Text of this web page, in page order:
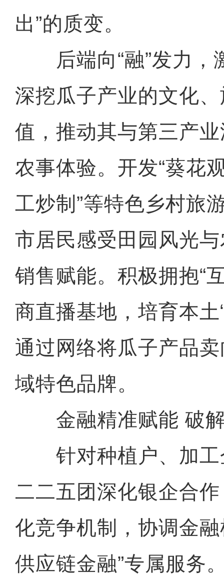
出”的质变。
后端向“融”发力，
深挖瓜子产业的文化
值，推动其与第三产
农事体验。开发“葵花
工炒制”等特色乡村旅
市居民感受田园风光
销售赋能。积极拥抱“
商直播基地，培育本土
通过网络将瓜子产品
域特色品牌。
金融精准赋能 破解
针对种植户、加工
二二五团深化银企合
化竞争机制，协调金
供应链金融”专属服务